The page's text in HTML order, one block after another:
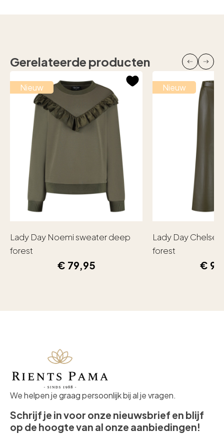
Gerelateerde producten
Nieuw
Lady Day Noemi sweater deep
forest
€ 79,95
Nieuw
Lady Day
forest
€
We helpen je graag persoonlijk bij al je vragen.
Schrijf je in voor onze nieuwsbrief en blijf
op de hoogte van al onze aanbiedingen!